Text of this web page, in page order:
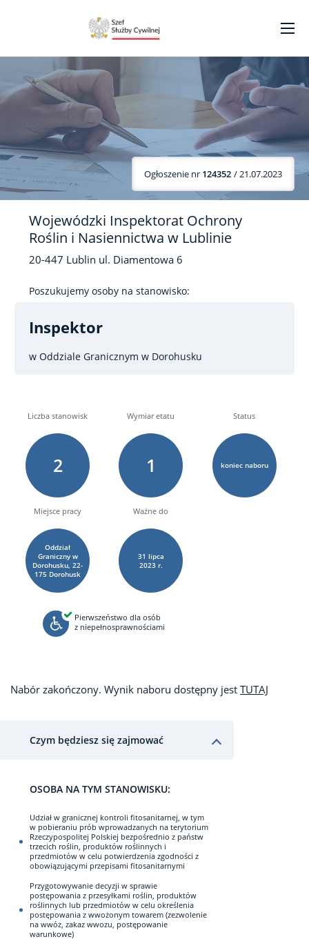
Ogłoszenie nr 124352 / 21.07.2023
Wojewódzki Inspektorat Ochrony
Roślin i Nasiennictwa w Lublinie
20-447 Lublin ul. Diamentowa 6
Poszukujemy osoby na stanowisko:
Inspektor
w Oddziale Granicznym w Dorohusku
Liczba stanowisk
2
Wymiar etatu
1
Status
koniec naboru
Miejsce pracy
Oddział
Graniczny w
Dorohusku, 22-
175 Dorohusk
Ważne do
31 lipca
2023 r.
Pierwszeństwo dla osób
z niepełnosprawnościami
Nabór zakończony. Wynik naboru dostępny jest TUTAJ
Czym będziesz się zajmować
OSOBA NA TYM STANOWISKU:
Udział w granicznej kontroli fitosanitarnej, w tym
w pobieraniu prób wprowadzanych na terytorium
Rzeczypospolitej Polskiej bezpośrednio z państw
trzecich roślin, produktów roślinnych i
przedmiotów w celu potwierdzenia zgodności z
obowiązującymi przepisami fitosanitarnymi
Przygotowywanie decyzji w sprawie
postępowania z przesyłkami roślin, produktów
roślinnych lub przedmiotów w celu określenia
postępowania z wwożonym towarem (zezwolenie
na wwóz, zakaz wwozu, postępowanie
warunkowe)